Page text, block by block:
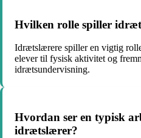
Hvilken rolle spiller
Idrætslærere spiller en vigtig
elever til fysisk aktivitet og
idrætsundervisning.
Hvordan ser en typisk
idrætslærer?